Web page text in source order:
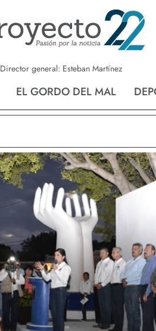
Director general: Esteban Martínez
EL GORDO DEL MAL
Nvo. Laredo